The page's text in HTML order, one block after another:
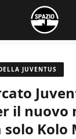
JUVENTUS
il nuovo
solo Kolo